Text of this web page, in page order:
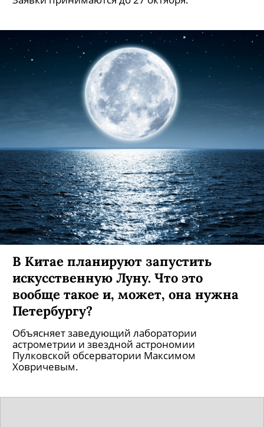
В Китае планируют запустить
искусственную Луну. Что это
вообще такое и, может, она нужна
Петербургу?
Объясняет заведующий лаборатории
астрометрии и звездной астрономии
Пулковской обсерватории Максимом
Ховричевым.